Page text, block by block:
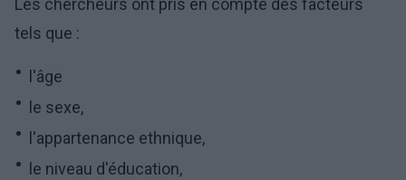
Les chercheurs ont pris en compte des facteurs
tels que :
l'âge
le sexe,
l'appartenance ethnique,
le niveau d'éducation,